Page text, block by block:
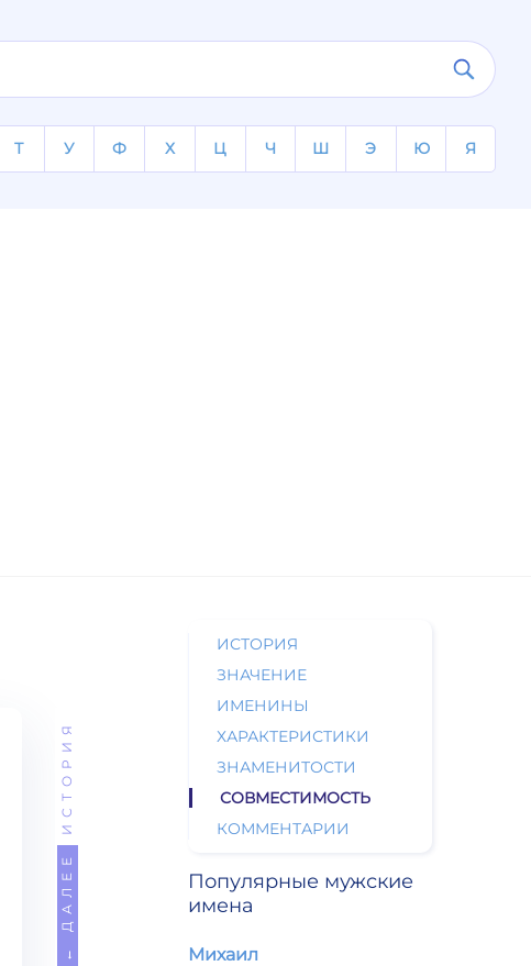
Т У Ф Х Ц Ч Ш Э Ю Я
← ДАЛЕЕ
ИСТОРИЯ
ИСТОРИЯ
ЗНАЧЕНИЕ
ИМЕНИНЫ
ХАРАКТЕРИСТИКИ
ЗНАМЕНИТОСТИ
СОВМЕСТИМОСТЬ
КОММЕНТАРИИ
Популярные мужские
имена
Михаил